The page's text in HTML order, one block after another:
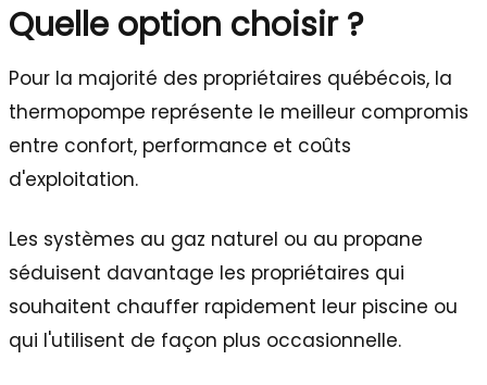
Quelle option choisir ?
Pour la majorité des propriétaires québécois, la
thermopompe représente le meilleur compromis
entre confort, performance et coûts
d'exploitation.
Les systèmes au gaz naturel ou au propane
séduisent davantage les propriétaires qui
souhaitent chauffer rapidement leur piscine ou
qui l'utilisent de façon plus occasionnelle.